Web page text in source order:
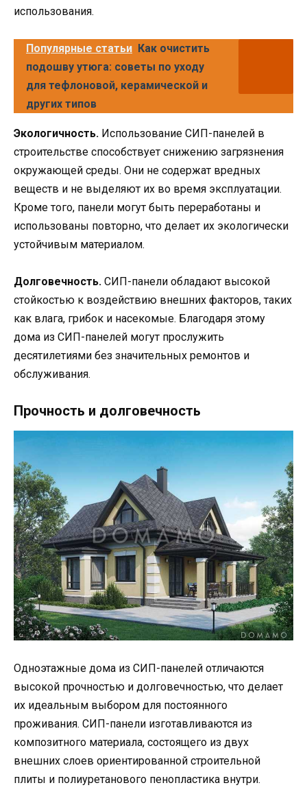
использования.
Популярные статьи Как очистить
подошву утюга: советы по уходу
для тефлоновой, керамической и
других типов
Экологичность. Использование СИП-панелей в
строительстве способствует снижению загрязнения
окружающей среды. Они не содержат вредных
веществ и не выделяют их во время эксплуатации.
Кроме того, панели могут быть переработаны и
использованы повторно, что делает их экологически
устойчивым материалом.
Долговечность. СИП-панели обладают высокой
стойкостью к воздействию внешних факторов, таких
как влага, грибок и насекомые. Благодаря этому
дома из СИП-панелей могут прослужить
десятилетиями без значительных ремонтов и
обслуживания.
Прочность и долговечность
Одноэтажные дома из СИП-панелей отличаются
высокой прочностью и долговечностью, что делает
их идеальным выбором для постоянного
проживания. СИП-панели изготавливаются из
композитного материала, состоящего из двух
внешних слоев ориентированной строительной
плиты и полиуретанового пенопластика внутри.